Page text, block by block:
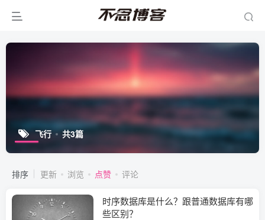
飞行 共3篇
排序 更新 浏览 点赞 评论
时序数据库是什么？跟普通数据库有哪
些区别？